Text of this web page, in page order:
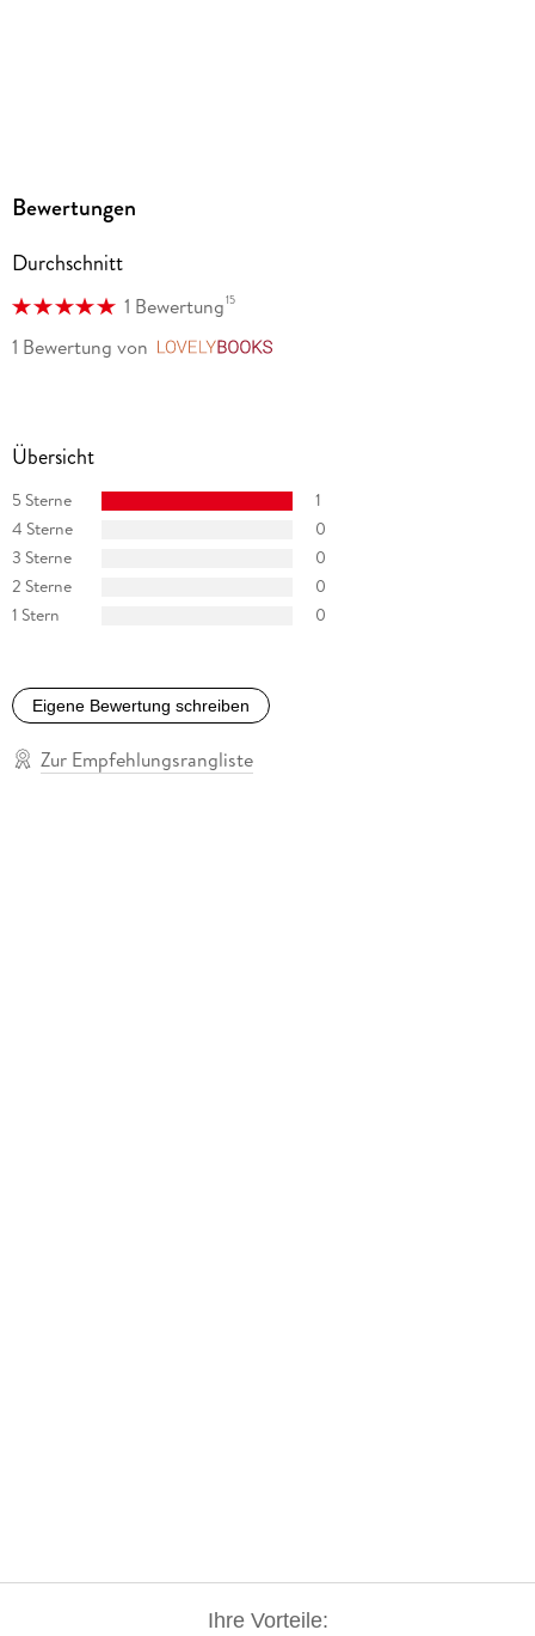
Bewertungen
Durchschnitt
1 Bewertung15
1 Bewertung von
Übersicht
5 Sterne
1
4 Sterne
0
3 Sterne
0
2 Sterne
0
1 Stern
0
Eigene Bewertung schreiben
Zur Empfehlungsrangliste
Ihre Vorteile: